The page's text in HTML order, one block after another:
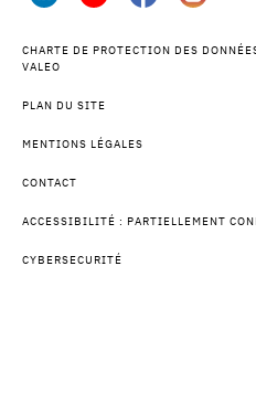
CHARTE DE PROTECTION DES
VALEO
PLAN DU SITE
MENTIONS LÉGALES
CONTACT
ACCESSIBILITÉ : PARTIELLEMENT
CYBERSECURITÉ